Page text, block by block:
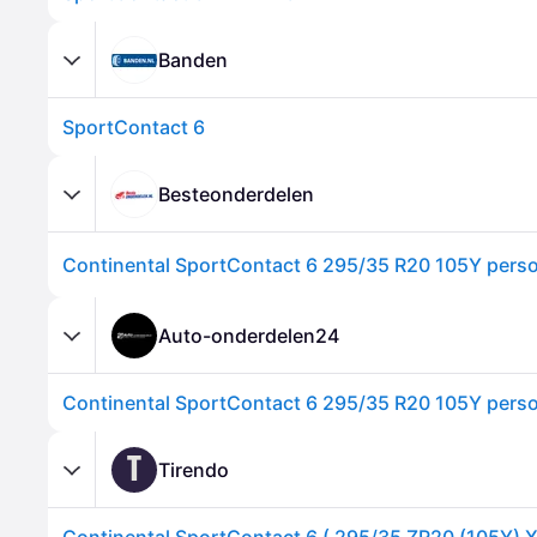
Banden
SportContact 6
Besteonderdelen
Auto-onderdelen24
T Tirendo